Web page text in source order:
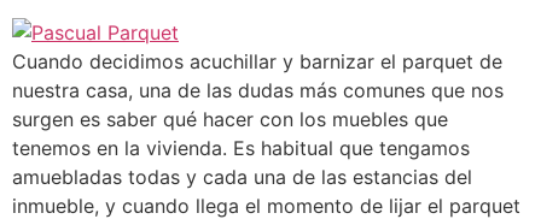
Cuando decidimos acuchillar y barnizar el parquet de
nuestra casa, una de las dudas más comunes que nos
surgen es saber qué hacer con los muebles que
tenemos en la vivienda. Es habitual que tengamos
amuebladas todas y cada una de las estancias del
inmueble, y cuando llega el momento de lijar el parquet